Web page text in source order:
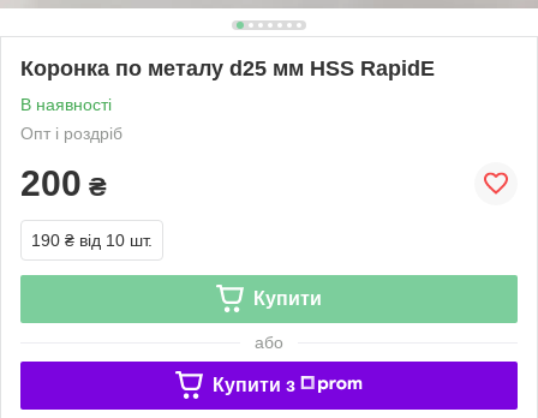
Коронка по металу d25 мм HSS RapidE
В наявності
Опт і роздріб
200 ₴
190 ₴ від 10 шт.
Купити
або
Купити з